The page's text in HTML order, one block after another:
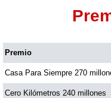
Premio
Casa Para Siempre 270
Cero Kilómetros 240 millones